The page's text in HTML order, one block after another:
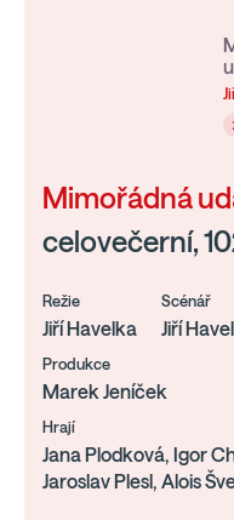
Mimořádná
celovečerní,
Režie
Jiří Havelka
Scénář
Jiří
Produkce
Marek Jeníček
Hrají
Jana Plodková, Igor
Jaroslav Plesl, Alois